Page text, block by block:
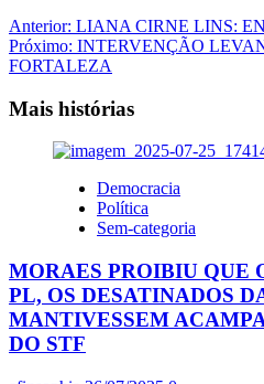
Navegação
de
Anterior: LIANA CIRNE LINS:
Próximo: INTERVENÇÃO
FORTALEZA
Mais histórias
Democracia
Política
Sem-categoria
MORAES PROIBIU QUE
PL, OS DESATINADOS
MANTIVESSEM
DO STF